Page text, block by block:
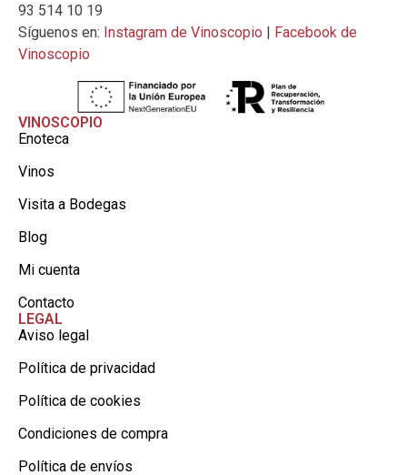
93 514 10 19
Síguenos en: Instagram de Vinoscopio | Facebook de
Vinoscopio
VINOSCOPIO
Enoteca
Vinos
Visita a Bodegas
Blog
Mi cuenta
Contacto
LEGAL
Aviso legal
Política de privacidad
Política de cookies
Condiciones de compra
Política de envíos